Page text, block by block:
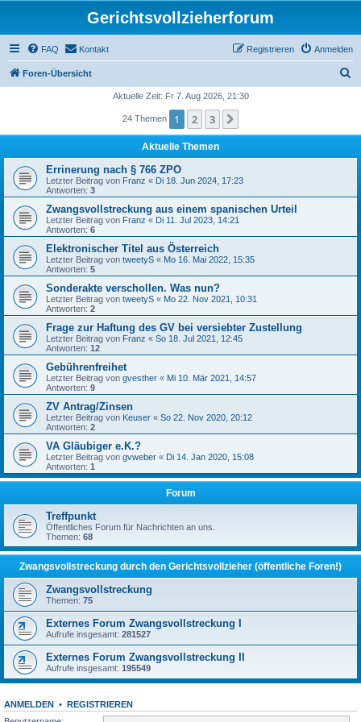
Gerichtsvollzieherforum
FAQ Kontakt Anmelden
Registrieren
Foren-Übersicht
Aktuelle Zeit: Fr 7. Aug 2026, 21:30
24 Themen 1 2 3
Aktuelle Themen
Errinerung nach § 766 ZPO
Letzter Beitrag von Franz « Di 18. Jun 2024, 17:23
Antworten: 3
Zwangsvollstreckung aus einem spanischen Urteil
Letzter Beitrag von Franz « Di 11. Jul 2023, 14:21
Antworten: 6
Elektronischer Titel aus Österreich
Letzter Beitrag von tweetyS « Mo 16. Mai 2022, 15:35
Antworten: 5
Sonderakte verschollen. Was nun?
Letzter Beitrag von tweetyS « Mo 22. Nov 2021, 10:31
Antworten: 2
Frage zur Haftung des GV bei versiebter Zustellung
Letzter Beitrag von Franz « So 18. Jul 2021, 12:45
Antworten: 12
Gebührenfreihet
Letzter Beitrag von gvesther « Mi 10. Mär 2021, 14:57
Antworten: 9
ZV Antrag/Zinsen
Letzter Beitrag von Keuser « So 22. Nov 2020, 20:12
Antworten: 2
VA Gläubiger e.K.?
Letzter Beitrag von gvweber « Di 14. Jan 2020, 15:08
Antworten: 1
Forum
Treffpunkt
Öffentliches Forum für Nachrichten an uns.
Themen: 68
Zwangsvollstreckung durch den Gerichtsvollzieher (öffentliche Foren!)
Zwangsvollstreckung
Themen: 75
Externes Forum Zwangsvollstreckung I
Aufrufe insgesamt: 281527
Externes Forum Zwangsvollstreckung II
Aufrufe insgesamt: 195549
ANMELDEN • REGISTRIEREN